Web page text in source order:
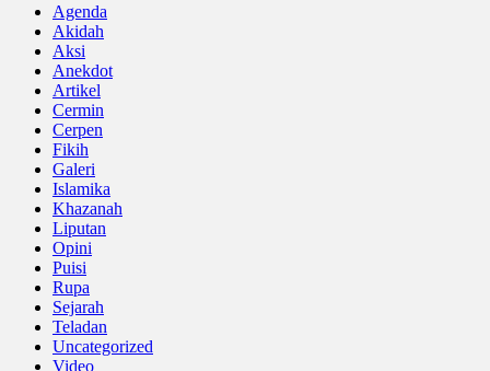
Agenda
Akidah
Aksi
Anekdot
Artikel
Cermin
Cerpen
Fikih
Galeri
Islamika
Khazanah
Liputan
Opini
Puisi
Rupa
Sejarah
Teladan
Uncategorized
Video